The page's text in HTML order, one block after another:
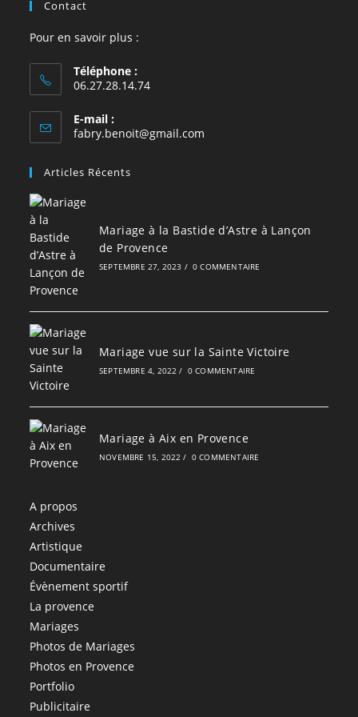
Contact
Pour en savoir plus :
Téléphone :
06.27.28.14.74
E-mail :
fabry.benoit@gmail.com
Articles Récents
Mariage à la Bastide d’Astre à Lançon
de Provence
SEPTEMBRE 27, 2023 / 0 COMMENTAIRE
Mariage vue sur la Sainte Victoire
SEPTEMBRE 4, 2022 / 0 COMMENTAIRE
Mariage à Aix en Provence
NOVEMBRE 15, 2022 / 0 COMMENTAIRE
A propos
Archives
Artistique
Documentaire
Évènement sportif
La provence
Mariages
Photos de Mariages
Photos en Provence
Portfolio
Publicitaire